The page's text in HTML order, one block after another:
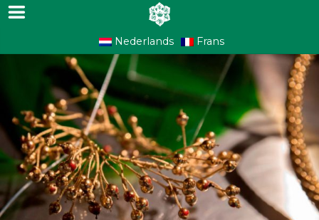
Nederlands Frans